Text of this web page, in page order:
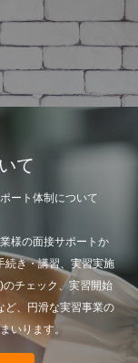
て
ート体制について
様の面接サポートか
続き・講習、実習実施
チェック、実習開始
ど、円滑な実習事業の
いります。